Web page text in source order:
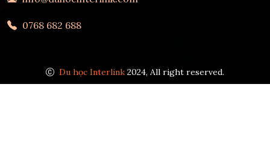
0768 682 688
Du học Interlink 2024, All right reserved.